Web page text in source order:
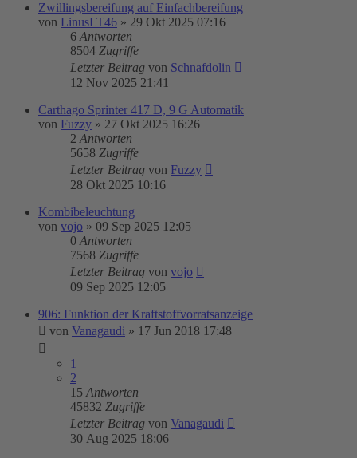
Zwillingsbereifung auf Einfachbereifung
von LinusLT46 » 29 Okt 2025 07:16
6 Antworten
8504 Zugriffe
Letzter Beitrag von Schnafdolin
12 Nov 2025 21:41
Carthago Sprinter 417 D, 9 G Automatik
von Fuzzy » 27 Okt 2025 16:26
2 Antworten
5658 Zugriffe
Letzter Beitrag von Fuzzy
28 Okt 2025 10:16
Kombibeleuchtung
von vojo » 09 Sep 2025 12:05
0 Antworten
7568 Zugriffe
Letzter Beitrag von vojo
09 Sep 2025 12:05
906: Funktion der Kraftstoffvorratsanzeige
von Vanagaudi » 17 Jun 2018 17:48
1
2
15 Antworten
45832 Zugriffe
Letzter Beitrag von Vanagaudi
30 Aug 2025 18:06